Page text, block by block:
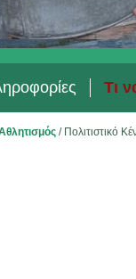
Τι
/ Πολιτιστικό